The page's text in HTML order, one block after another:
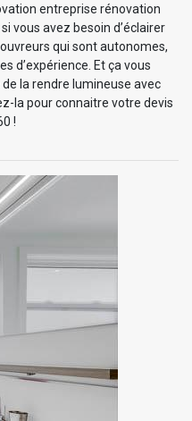
entreprise rénovation
vous avez besoin d’éclairer
qui sont autonomes,
d’expérience. Et ça vous
la rendre lumineuse avec
la pour connaitre votre devis
!